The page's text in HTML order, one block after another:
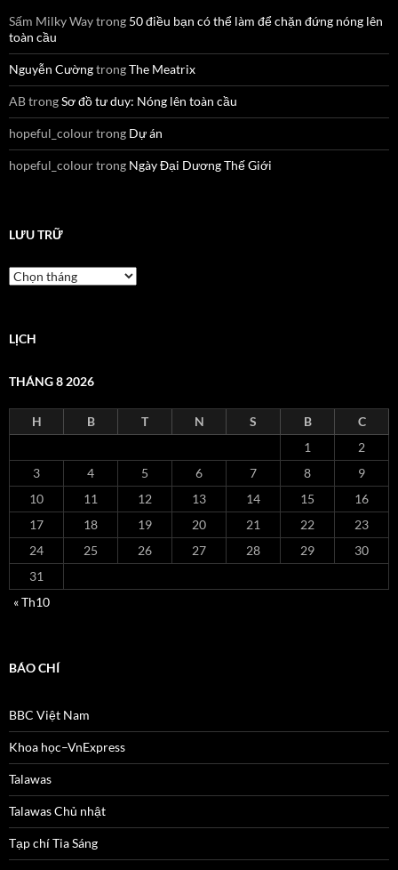
Sấm Milky Waytrong 50 điều bạn có thể làm để chặn đứng nóng lên
toàn cầu
Nguyễn CườngtrongThe Meatrix
ABtrongSơ đồ tư duy: Nóng lên toàn cầu
hopeful_colourtrong Dự án
hopeful_colourtrong Ngày Đại Dương Thế Giới
LƯU TRỮ
Lưu
trữ
LỊCH
THÁNG 8 2026
H B T N S B
C
1
2
3
4 5 6 7 8
9
10
11 12 13 14 15
16
17
18 19 20 21 22
23
24
25 26 27 28 29
30
31
« Th10
BÁO CHÍ
BBC Việt Nam
Khoa học–VnExpress
Talawas
Talawas Chủ nhật
Tạp chí Tia Sáng